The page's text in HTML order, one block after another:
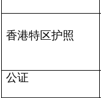
香港特区护照
公证